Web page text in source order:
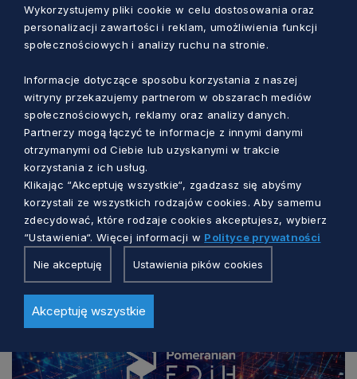
Źródło:PFP
Gryfy Gospodarcze 2022 rozdane.
Poznaliśmy pomorskich liderów biznesu!
Zobacz również
Wykorzystujemy pliki cookie w celu dostosowania oraz
personalizacji zawartości i reklam, umożliwienia funkcji
społecznościowych i analizy ruchu na stronie.
Informacje dotyczące sposobu korzystania z naszej
witryny przekazujemy partnerom w obszarach mediów
społecznościowych, reklamy oraz analizy danych.
Partnerzy mogą łączyć te informacje z innymi danymi
otrzymanymi od Ciebie lub uzyskanymi w trakcie
korzystania z ich usług.
Klikając “Akceptuję wszystkie“, zgadzasz się abyśmy
korzystali ze wszystkich rodzajów cookies. Aby samemu
zdecydować, które rodzaje cookies akceptujesz, wybierz
“Ustawienia“. Więcej informacji w Polityce prywatności
Nie akceptuję Ustawienia pików cookies
Akceptuję wszystkie